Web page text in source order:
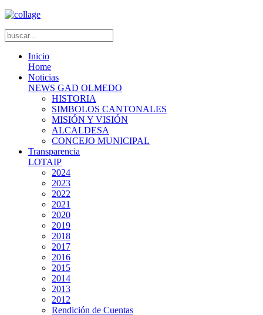
Inicio
Home
Noticias
NEWS GAD OLMEDO
HISTORIA
SIMBOLOS CANTONALES
MISIÓN Y VISIÓN
ALCALDESA
CONCEJO MUNICIPAL
Transparencia
LOTAIP
2024
2023
2022
2021
2020
2019
2018
2017
2016
2015
2014
2013
2012
Rendición de Cuentas